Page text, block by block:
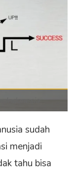
sudah
menjadi
tahu bisa